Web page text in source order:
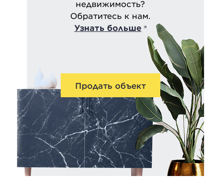
недвижимость?
Обратитесь к нам.
Узнать больше
Продать объект